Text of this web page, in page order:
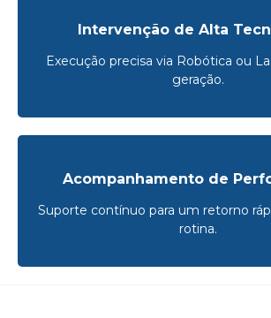
Intervenção de Alta
Execução precisa via Robótica ou
geração.
Acompanhamento de
Suporte contínuo para um retorno
rotina.